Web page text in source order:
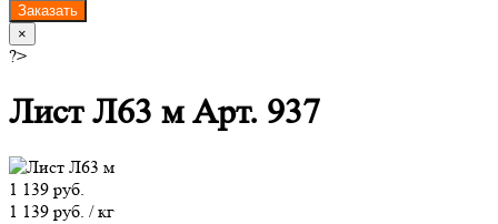
Заказать
×
?>
Лист Л63 м Арт. 937
1 139 руб.
1 139 руб. / кг